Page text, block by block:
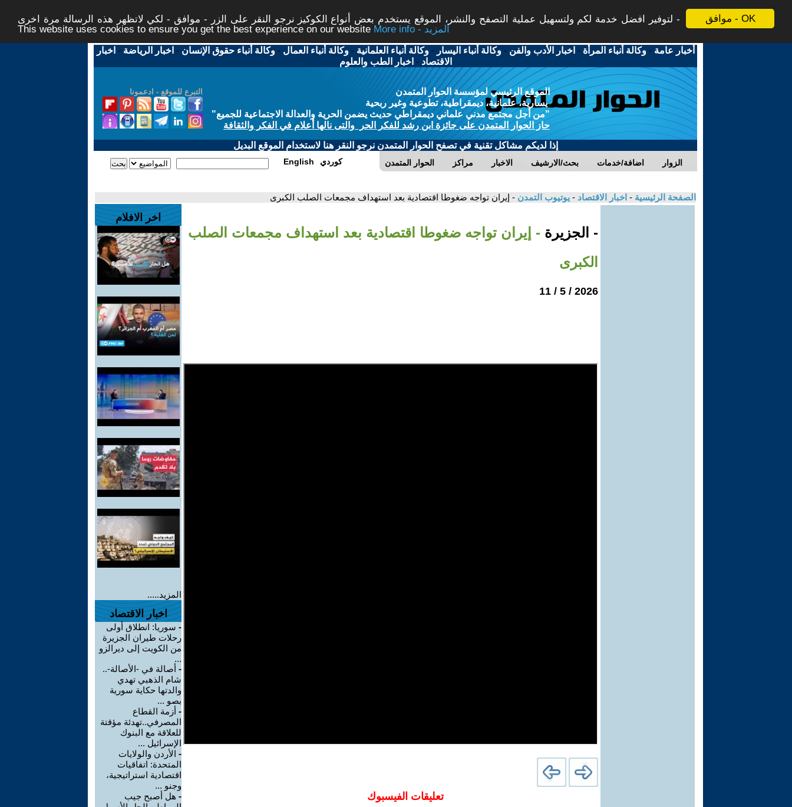
موافق - OK
لتوفير افضل خدمة لكم ولتسهيل عملية التصفح والنشر، الموقع يستخدم بعض أنواع الكوكيز نرجو النقر على الزر - موافق - لكي لاتظهر هذه الرسالة مرة اخرى -
This website uses cookies to ensure you get the best experience on our website
More info - المزيد
أخبار عامة -وكالة أنباء المرأة - اخبار الأدب والفن -وكالة أنباء اليسار -وكالة أنباء العلمانية -وكالة أنباء العمال -وكالة أنباء حقوق الإنسان - اخبار الرياضة - اخبار
الاقتصاد - اخبار الطب والعلوم
التبرع للموقع - ادعمونا
الموقع الرئيسي لمؤسسة الحوار المتمدن
يسارية، علمانية، ديمقراطية، تطوعية وغير ربحية
"من أجل مجتمع مدني علماني ديمقراطي حديث يضمن الحرية والعدالة الاجتماعية للجميع"
حاز الحوار المتمدن على جائزة ابن رشد للفكر الحر والتى نالها أعلام في الفكر والثقافة
إذا لديكم مشاكل تقنية في تصفح الحوار المتمدن نرجو النقر هنا لاستخدام الموقع البديل
الحوار المتمدن مراكز الاخبار بحث/الارشيف اضافة/خدمات الزوار English كوردي
الصفحة الرئيسية - اخبار الاقتصاد - يوتيوب التمدن - إيران تواجه ضغوطا اقتصادية بعد استهداف مجمعات الصلب الكبرى
- الجزيرة - إيران تواجه ضغوطا اقتصادية بعد استهداف مجمعات الصلب
الكبرى
2026 / 5 / 11
تعليقات الفيسبوك
اخر الافلام
المزيد.....
اخبار الاقتصاد
- سوريا: انطلاق أولى
رحلات طيران الجزيرة
من الكويت إلى ديرالزو
...
- أصالة في -الأصالة-..
شام الذهبي تهدي
والدتها حكاية سورية
بصو ...
- أزمة القطاع
المصرفي..تهدئة مؤقتة
للعلاقة مع البنوك
الإسرائيل ...
- الأردن والولايات
المتحدة: اتفاقيات
اقتصادية استراتيجية،
وجنو ...
- هل أصبح جيب